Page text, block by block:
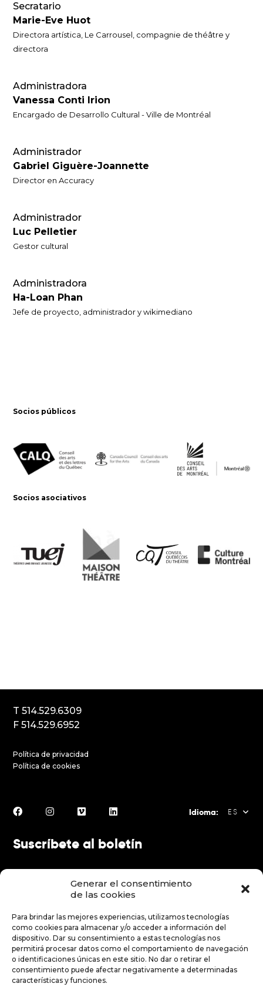
Generar el consentimiento
de las cookies
Para brindar las mejores experiencias, utilizamos tecnologías
como cookies para almacenar y/o acceder a información del
dispositivo. Dar su consentimiento a estas tecnologías nos
permitirá procesar datos como el comportamiento de navegación
o identificaciones únicas en este sitio. No dar o retirar el
consentimiento puede afectar negativamente a determinadas
características y funciones.
Secratario
Marie-Eve Huot
Directora artística, Le Carrousel, compagnie de théâtre y
directora
Administradora
Vanessa Conti Irion
Encargado de Desarrollo Cultural - Ville de Montréal
Administrador
Gabriel Giguère-Joannette
Director en Accuracy
Administrador
Luc Pelletier
Gestor cultural
Administradora
Ha-Loan Phan
Jefe de proyecto, administrador y wikimediano
Socios públicos
Socios asociativos
T 514.529.6309
F 514.529.6952
Política de privacidad
Política de cookies
Idioma: ES
EN
ES
Suscríbete al boletín
Hacer una donación
Hacer una donación